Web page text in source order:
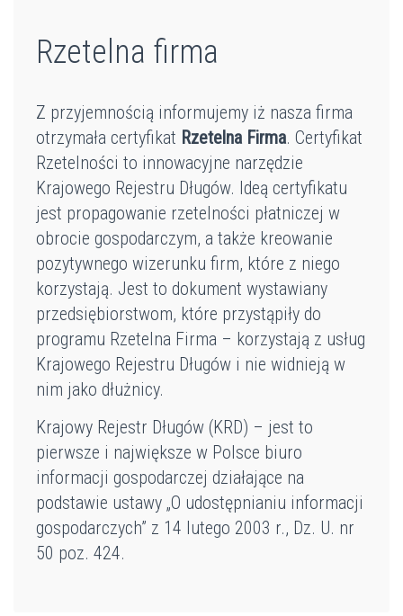
Rzetelna firma
Z przyjemnością informujemy iż nasza firma
otrzymała certyfikat Rzetelna Firma. Certyfikat
Rzetelności to innowacyjne narzędzie
Krajowego Rejestru Długów. Ideą certyfikatu
jest propagowanie rzetelności płatniczej w
obrocie gospodarczym, a także kreowanie
pozytywnego wizerunku firm, które z niego
korzystają. Jest to dokument wystawiany
przedsiębiorstwom, które przystąpiły do
programu Rzetelna Firma – korzystają z usług
Krajowego Rejestru Długów i nie widnieją w
nim jako dłużnicy.
Krajowy Rejestr Długów (KRD) – jest to
pierwsze i największe w Polsce biuro
informacji gospodarczej działające na
podstawie ustawy „O udostępnianiu informacji
gospodarczych” z 14 lutego 2003 r., Dz. U. nr
50 poz. 424.